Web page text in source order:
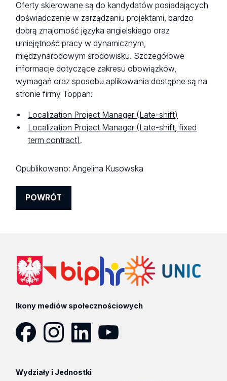
Oferty skierowane są do kandydatów posiadających
doświadczenie w zarządzaniu projektami, bardzo
dobrą znajomość języka angielskiego oraz
umiejętność pracy w dynamicznym,
międzynarodowym środowisku. Szczegółowe
informacje dotyczące zakresu obowiązków,
wymagań oraz sposobu aplikowania dostępne są na
stronie firmy Toppan:
Localization Project Manager (Late-shift)
Localization Project Manager (Late-shift, fixed
term contract).
Opublikowano:Angelina Kusowska
POWRÓT
Ikony mediów społecznościowych
Wydziały i Jednostki